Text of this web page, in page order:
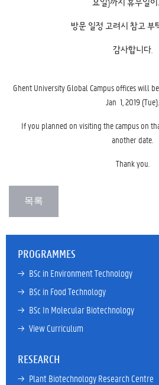
요일)까지 휴무일
방문 일정 고려시 참고 부
감사합니다.
Ghent University Global Campus offices will
Jan 1, 2019 (Tue).
If you planned on visiting the campus on
another date.
Thank you.
PROGRAMMES
→ BSc in Environment Technology
→ BSc in Food Technology
→ BSc In Molecular Biotechnology
→ View Curriculum
RESEARCH
→ Plant Biotechnology Research Centre